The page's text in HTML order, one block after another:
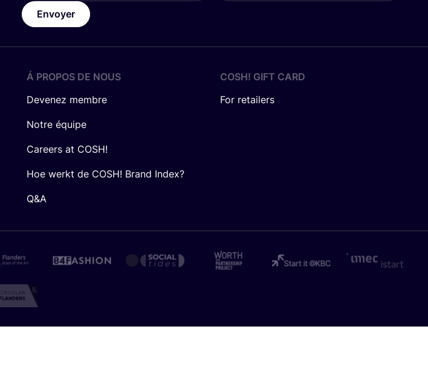
Envoyer
Á PROPOS DE NOUS
Devenez membre
Notre équipe
Careers at COSH!
Hoe werkt de COSH! Brand Index?
Q&A
COSH! GIFT CARD
For retailers